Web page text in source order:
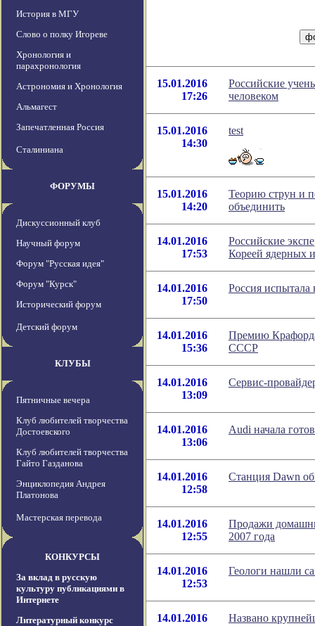
История в МГУ
Слово о полку Игореве
Хронология и
парахронология
Астрономия и Хронология
Альмагест
Запечатленная Россия
Сталиниана
ФОРУМЫ
Дискуссионный клуб
Научный форум
Форум "Русская идея"
Форум "Курск"
Исторический форум
Детский форум
КЛУБЫ
Пятничные вечера
Клуб любителей творчества
Достоевского
Клуб любителей творчества
Гайто Газданова
Энциклопедия Андрея
Платонова
Мастерская перевода
КОНКУРСЫ
За вклад в русскую
культуру публикациями в
Интернете
Литературный конкурс
15.01.2016
17:26
Российские
человеком
15.01.2016
14:30
test
15.01.2016
14:20
Теорию струн и
объединить
14.01.2016
17:53
Российские
Кореей ядерных
14.01.2016
17:50
Россия
14.01.2016
15:36
Премию
СССР
14.01.2016
13:09
Сервис-
14.01.2016
13:06
Audi начала
14.01.2016
12:58
Станция Dawn
14.01.2016
12:55
Продажи
2007 года
14.01.2016
12:53
Геологи нашли
14.01.2016
Названо